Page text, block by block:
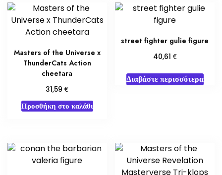
Masters of the Universe x
ThunderCats Action
cheetara
31,59€
Προσθήκη στο καλάθι
street fighter gulie figure
40,61 €
Διαβάστε περισσότερα